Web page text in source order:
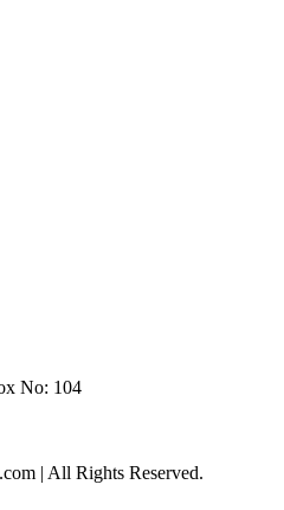
No: 104
| All Rights Reserved.